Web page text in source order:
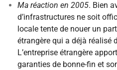
Ma réaction en 2005. Bien
d’infrastructures ne soit
locale tente de nouer un
étrangère qui a déjà réalisé
L’entreprise étrangère
garanties de bonne-fin et